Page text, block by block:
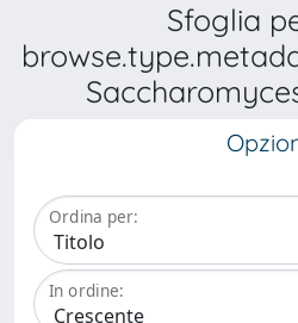
Sfoglia
Ordina per:
In ordine: